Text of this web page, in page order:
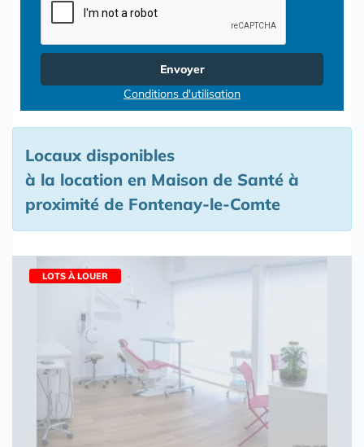
Envoyer
Conditions d'utilisation
Locaux disponibles
à la location en Maison de Santé à
proximité de Fontenay-le-Comte
LOTS À LOUER